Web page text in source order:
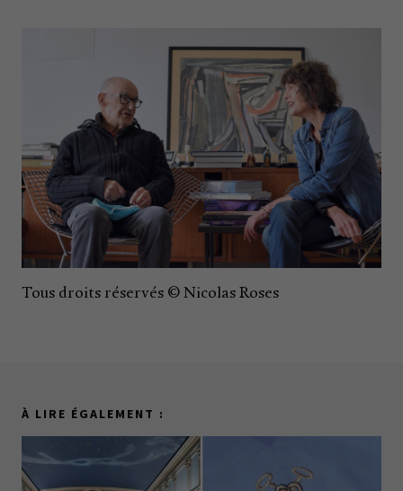
Tous droits réservés © Nicolas Roses
À LIRE ÉGALEMENT :